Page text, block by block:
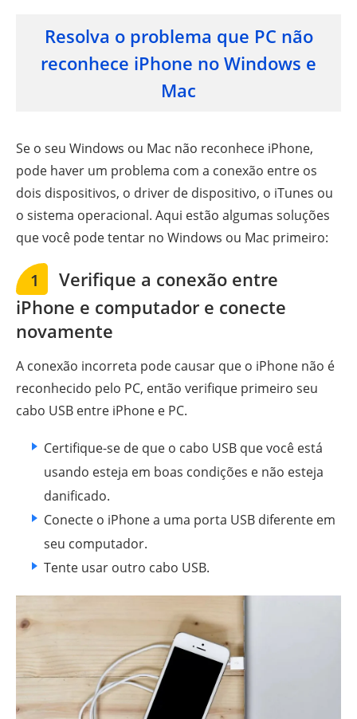
Resolva o problema que PC não
reconhece iPhone no Windows e
Mac
Se o seu Windows ou Mac não reconhece iPhone,
pode haver um problema com a conexão entre os
dois dispositivos, o driver de dispositivo, o iTunes ou
o sistema operacional. Aqui estão algumas soluções
que você pode tentar no Windows ou Mac primeiro:
1
Verifique a conexão entre
iPhone e computador e conecte
novamente
A conexão incorreta pode causar que o iPhone não é
reconhecido pelo PC, então verifique primeiro seu
cabo USB entre iPhone e PC.
Certifique-se de que o cabo USB que você está
usando esteja em boas condições e não esteja
danificado.
Conecte o iPhone a uma porta USB diferente em
seu computador.
Tente usar outro cabo USB.